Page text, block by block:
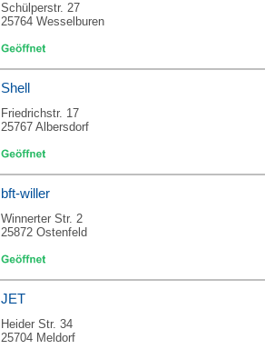
Schülperstr. 27
25764 Wesselburen
Shell
Friedrichstr. 17
25767 Albersdorf
bft-willer
Winnerter Str. 2
25872 Ostenfeld
JET
Heider Str. 34
25704 Meldorf